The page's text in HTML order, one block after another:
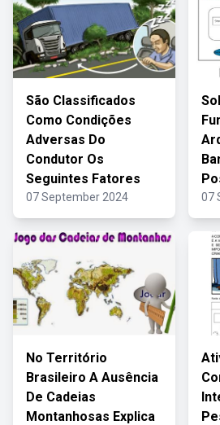
São Classificados
Como Condições
Adversas Do
Condutor Os
Seguintes Fatores
07 September 2024 07
No Território
Brasileiro A Ausência
De Cadeias
Montanhosas Explica